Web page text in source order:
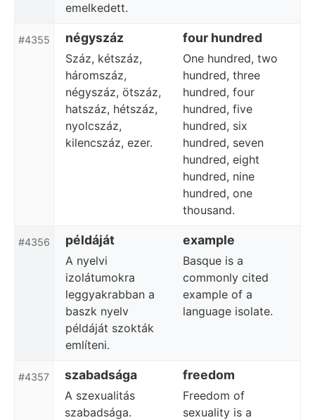
emelkedett.
#4355 négyszáz four hundred
Száz, kétszáz,
háromszáz,
négyszáz, ötszáz,
hatszáz, hétszáz,
nyolcszáz,
kilencszáz, ezer.
One hundred, two
hundred, three
hundred, four
hundred, five
hundred, six
hundred, seven
hundred, eight
hundred, nine
hundred, one
thousand.
#4356 példáját example
A nyelvi
izolátumokra
leggyakrabban a
baszk nyelv
példáját szokták
említeni.
Basque is a
commonly cited
example of a
language isolate.
#4357 szabadsága freedom
A szexualitás
szabadsága.
Freedom of
sexuality is a